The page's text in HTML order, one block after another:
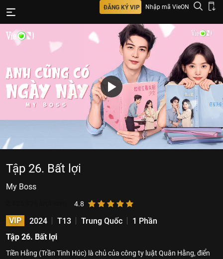
ĐĂNG KÝ VIP Nhập mã VieON
Tập 26. Bất lợi
My Boss
4.8
VIP 2024 T13 Trung Quốc
1 Phần
Tập 26. Bất lợi
Tiền Hằng (Trần Tinh Húc) là chủ của công ty luật Quân Hằng, điển